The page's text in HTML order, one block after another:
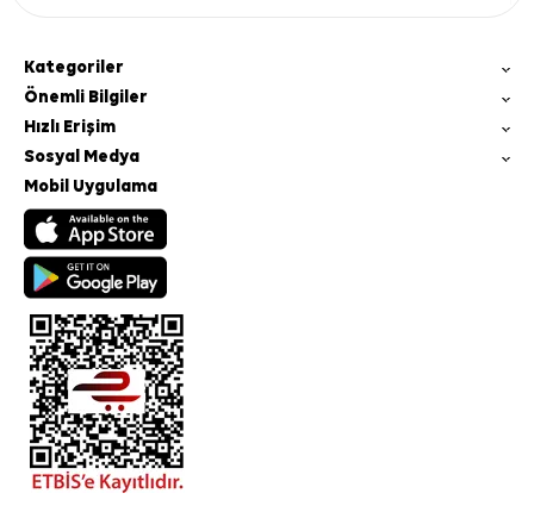
Kategoriler
Önemli Bilgiler
Hızlı Erişim
Sosyal Medya
Mobil Uygulama